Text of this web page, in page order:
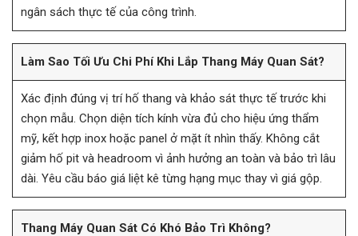
ngân sách thực tế của công trình.
Làm Sao Tối Ưu Chi Phí Khi Lắp Thang Máy Quan Sát?
Xác định đúng vị trí hố thang và khảo sát thực tế trước khi
chọn mẫu. Chọn diện tích kính vừa đủ cho hiệu ứng thẩm
mỹ, kết hợp inox hoặc panel ở mặt ít nhìn thấy. Không cắt
giảm hố pit và headroom vì ảnh hưởng an toàn và bảo trì lâu
dài. Yêu cầu báo giá liệt kê từng hạng mục thay vì giá gộp.
Thang Máy Quan Sát Có Khó Bảo Trì Không?